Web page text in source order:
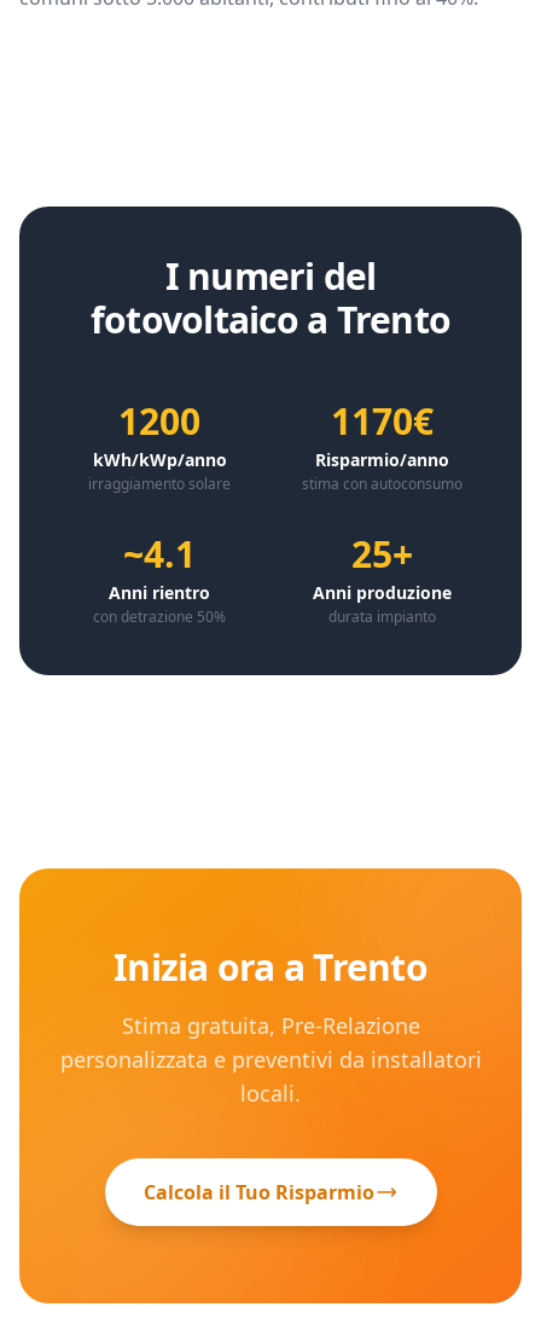
I numeri del
fotovoltaico a Trento
1200
kWh/kWp/anno
irraggiamento solare
1170€
Risparmio/anno
stima con autoconsumo
~4.1
Anni rientro
con detrazione 50%
25+
Anni produzione
durata impianto
Inizia ora aTrento
Stima gratuita, Pre-Relazione
personalizzata e preventivi da installatori
locali.
Calcola il Tuo Risparmio